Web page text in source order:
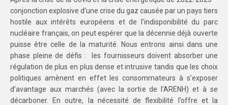
conjonction explosive d’une crise du gaz causée par un pays tiers
hostile aux intérêts européens et de l’indisponibilité du parc
nucléaire français, on peut espérer que la décennie déjà ouverte
puisse être celle de la maturité. Nous entrons ainsi dans une
phase pleine de défis : les fournisseurs doivent absorber une
régulation de plus en plus dense et intrusive tandis que les choix
politiques amènent en effet les consommateurs à s’exposer
d’avantage aux marchés (avec la sortie de l’ARENH) et à se
décarboner. En outre, la nécessité de flexibilité l’offre et la